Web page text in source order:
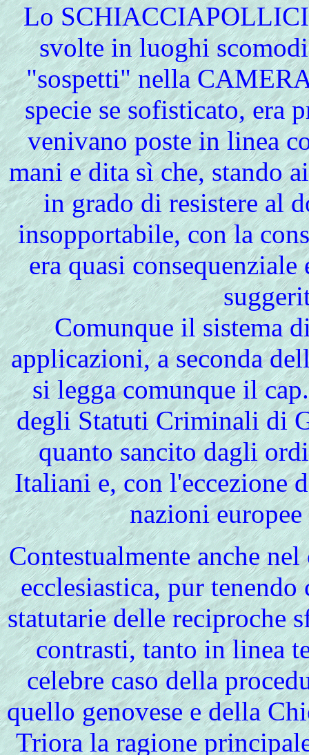
LoSCHIACCIAPOLLICI
svolte in luoghi
"sospetti" nella
specie se sofisticato, era
venivano poste in linea
mani e dita sì che, stando
in grado di resistere al
insopportabile, con la
era quasi
Comunque il sistema
applicazioni, a seconda
si legga comunque il
degli Statuti Criminali di
quanto sancito dagli
Italiani e, con l'eccezione
nazioni
Contestualmenteanche nel
ecclesiastica, pur
statutarie delle reciproche
contrasti, tanto in linea
celebre caso della
quello genovese e della
Triora la ragione